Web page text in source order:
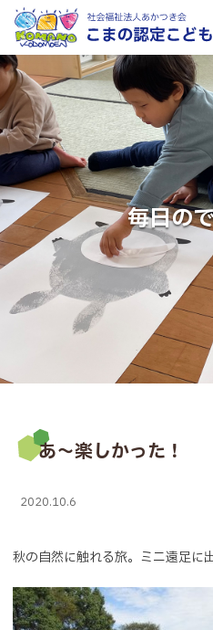
毎日の
あ～楽しかった！
2020.10.6
秋の自然に触れる旅。ミニ遠足に